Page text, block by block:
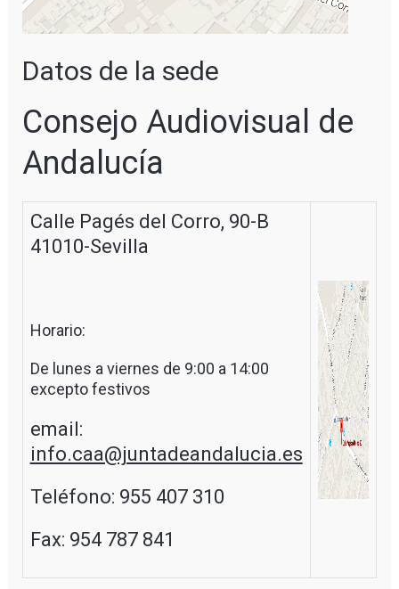
Datos de la sede
Consejo Audiovisual de
Andalucía
Calle Pagés del Corro, 90-B
41010-Sevilla
Horario:
De lunes a viernes de 9:00 a 14:00
excepto festivos
email:
info.caa@juntadeandalucia.es
Teléfono: 955 407 310
Fax: 954 787 841